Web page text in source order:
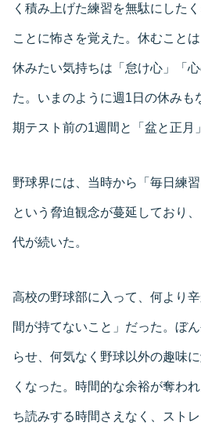
く積み上げた練習を無駄にした
ことに怖さを覚えた。休むこと
休みたい気持ちは「怠け心」「
た。いまのように週1日の休みも
期テスト前の1週間と「盆と正月
野球界には、当時から「毎日練
という脅迫観念が蔓延しており
代が続いた。
高校の野球部に入って、何より
間が持てないこと」だった。ぼ
らせ、何気なく野球以外の趣味
くなった。時間的な余裕が奪わ
ち読みする時間さえなく、スト